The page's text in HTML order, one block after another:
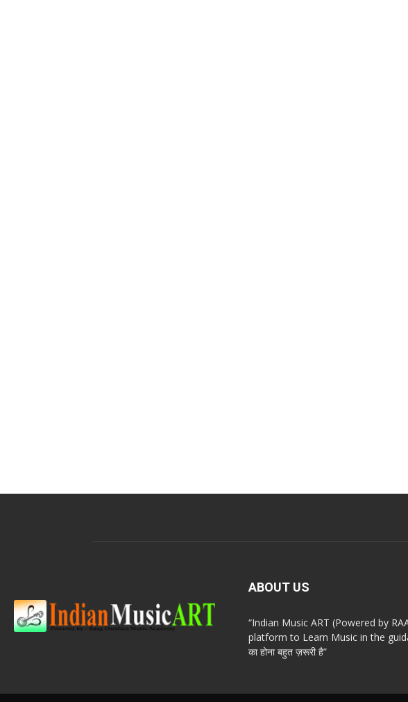
ABOUT US
“Indian Music ART (Powered by
platform to Learn Music in the
का होना बहुत ज़रूरी है”